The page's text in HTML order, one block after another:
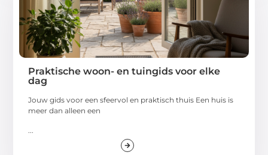
Praktische woon- en tuingids voor elke
dag
Jouw gids voor een sfeervol en praktisch thuis Een huis is
meer dan alleen een